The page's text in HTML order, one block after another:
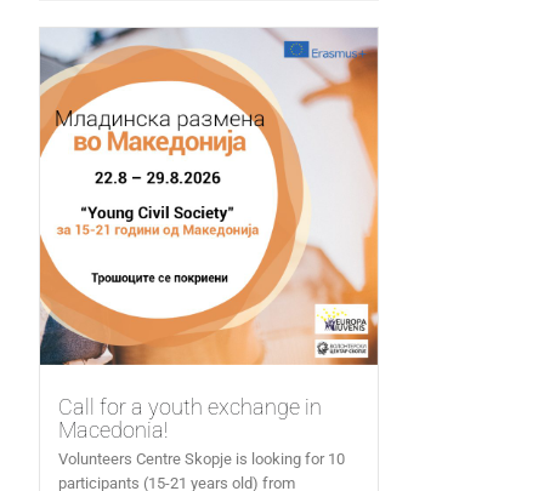
Call for a youth exchange in
Macedonia!
Volunteers Centre Skopje is looking for 10
participants (15-21 years old) from